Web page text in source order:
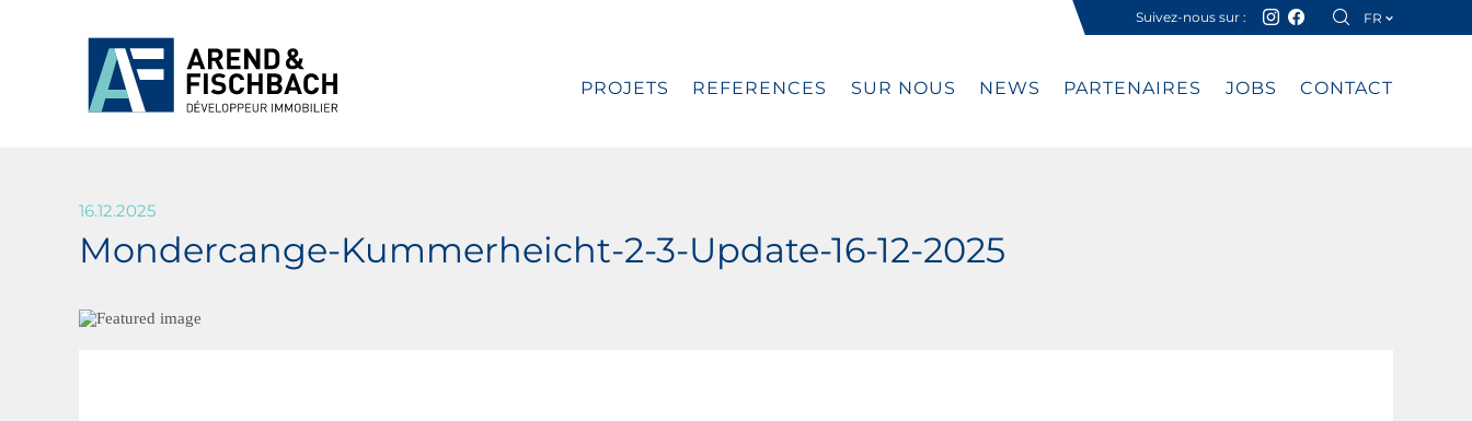
Suivez-nous sur : FR
PROJETS REFERENCES SUR NOUS NEWS PARTENAIRES JOBS CONTACT
16.12.2025
Mondercange-Kummerheicht-2-3-Update-16-12-2025